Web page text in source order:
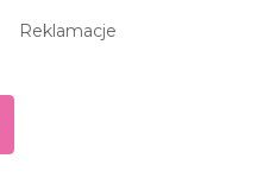
Reklamacje